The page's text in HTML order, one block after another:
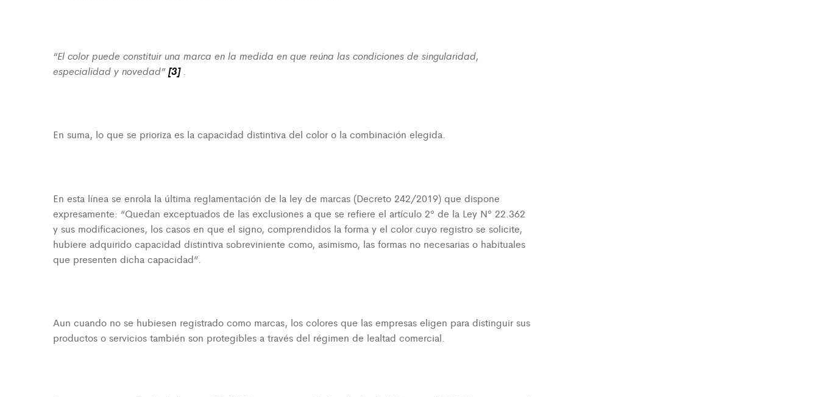
“El color puede constituir una marca en la medida en que reúna las condiciones de singularidad,
especialidad y novedad”[3].
En suma, lo que se prioriza es la capacidad distintiva del color o la combinación elegida.
En esta línea se enrola la última reglamentación de la ley de marcas (Decreto 242/2019) que dispone
expresamente: “Quedan exceptuados de las exclusiones a que se refiere el artículo 2º de la Ley Nº 22.362
y sus modificaciones, los casos en que el signo, comprendidos la forma y el color cuyo registro se solicite,
hubiere adquirido capacidad distintiva sobreviniente como, asimismo, las formas no necesarias o habituales
que presenten dicha capacidad”.
Aun cuando no se hubiesen registrado como marcas, los colores que las empresas eligen para distinguir sus
productos o servicios también son protegibles a través del régimen de lealtad comercial.